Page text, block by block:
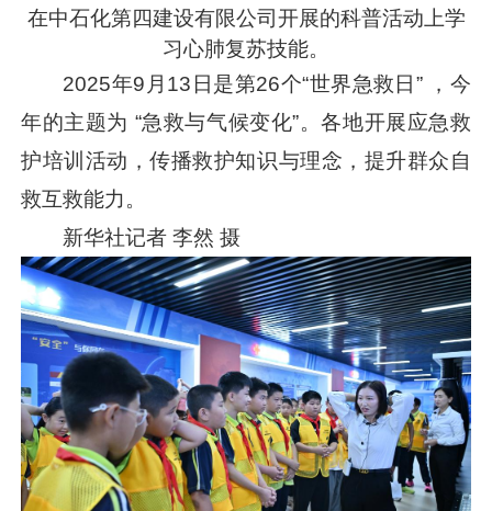
在中石化第四建设有限公司开展的科普活动上学
习心肺复苏技能。
2025年9月13日是第26个“世界急救日” ，今
年的主题为 “急救与气候变化”。各地开展应急救
护培训活动，传播救护知识与理念，提升群众自
救互救能力。
新华社记者 李然 摄